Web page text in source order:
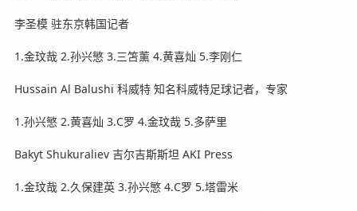
李圣模 驻东京韩国记者
1.金玟哉 2.孙兴慜 3.三笘薰 4.黄喜灿 5.李刚仁
Hussain Al Balushi 科威特 知名科威特足球记者，专家
1.孙兴慜 2.黄喜灿 3.C罗 4.金玟哉 5.多萨里
Bakyt Shukuraliev 吉尔吉斯斯坦 AKI Press
1.金玟哉 2.久保建英 3.孙兴慜 4.C罗 5.塔雷米